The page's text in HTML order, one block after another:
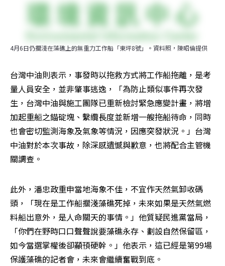
4月6日仍擱淺在藻礁上的無重力工作船「東坪8號」。資料照，陳昭倫提供
台灣中油則表示，事發時以拖救方式將工作船拖離，是考
量人員安全，並非肇事逃逸，「為防止類似事件再次發
生，台灣中油與施工團隊已重新檢討緊急應變計畫，將增
加起重船之錨碇塊、繫纜長度並新增一艘拖船待命，同時
也會密切監測海象及氣象等情況，因應突發狀況。」台灣
中油對於本次事故，除深感遺憾與歉意，也將配合主管機
關調查。
此外，潘忠政重申當地海象不佳，不宜作天然氣卸收碼
頭，「現在是工作船擱淺藻礁死掉，未來如果是天然氣燃
料船出意外，是人命關天的事情。」他質疑民進黨當局，
「你們在野時口口聲聲說要藻礁永存、劃設自然保留區，
如今當選掌權後卻顢頇硬幹。」他表示，這已經是第99場
保護藻礁的記者會，未來會繼續奮戰到底。